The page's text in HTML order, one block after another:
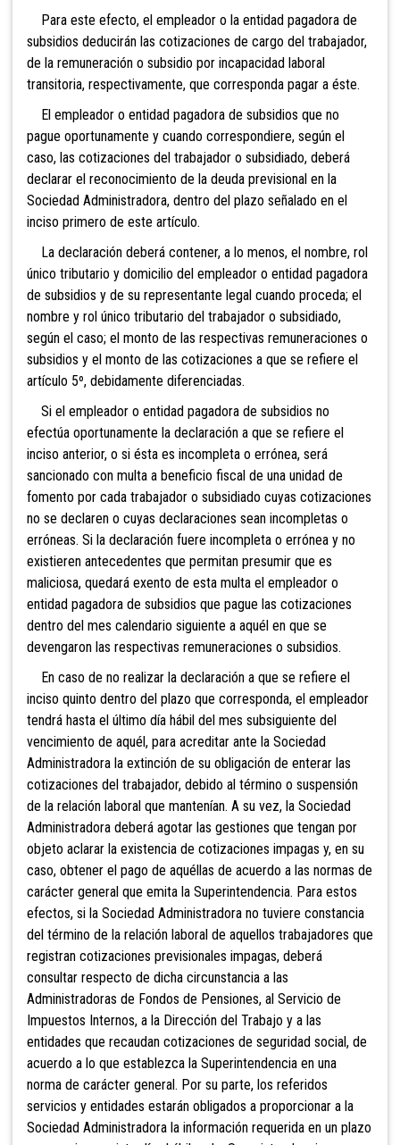
Para este efecto, el empleador o la entidad pagadora de
subsidios deducirán las cotizaciones de cargo del trabajador,
de la remuneración o subsidio por incapacidad laboral
transitoria, respectivamente, que corresponda pagar a éste.
El empleador o entidad pagadora de subsidios que no
pague oportunamente y cuando correspondiere, según el
caso, las cotizaciones del trabajador o subsidiado, deberá
declarar el reconocimiento de la deuda previsional en la
Sociedad Administradora, dentro del plazo señalado en el
inciso primero de este artículo.
La declaración deberá contener, a lo menos, el nombre, rol
único tributario y domicilio del empleador o entidad pagadora
de subsidios y de su representante legal cuando proceda; el
nombre y rol único tributario del trabajador o subsidiado,
según el caso; el monto de las respectivas remuneraciones o
subsidios y el monto de las cotizaciones a que se refiere el
artículo 5º, debidamente diferenciadas.
Si el empleador o entidad pagadora de subsidios no
efectúa oportunamente la declaración a que se refiere el
inciso anterior, o si ésta es incompleta o errónea, será
sancionado con multa a beneficio fiscal de una unidad de
fomento por cada trabajador o subsidiado cuyas cotizaciones
no se declaren o cuyas declaraciones sean incompletas o
erróneas. Si la declaración fuere incompleta o errónea y no
existieren antecedentes que permitan presumir que es
maliciosa, quedará exento de esta multa el empleador o
entidad pagadora de subsidios que pague las cotizaciones
dentro del mes calendario siguiente a aquél en que se
devengaron las respectivas remuneraciones o subsidios.
En caso de no realizar la declaración a que se refiere el
inciso quinto dentro del plazo que corresponda, el empleador
tendrá hasta el último día hábil del mes subsiguiente del
vencimiento de aquél, para acreditar ante la Sociedad
Administradora la extinción de su obligación de enterar las
cotizaciones del trabajador, debido al término o suspensión
de la relación laboral que mantenían. A su vez, la Sociedad
Administradora deberá agotar las gestiones que tengan por
objeto aclarar la existencia de cotizaciones impagas y, en su
caso, obtener el pago de aquéllas de acuerdo a las normas de
carácter general que emita la Superintendencia. Para estos
efectos, si la Sociedad Administradora no tuviere constancia
del término de la relación laboral de aquellos trabajadores que
registran cotizaciones previsionales impagas, deberá
consultar respecto de dicha circunstancia a las
Administradoras de Fondos de Pensiones, al Servicio de
Impuestos Internos, a la Dirección del Trabajo y a las
entidades que recaudan cotizaciones de seguridad social, de
acuerdo a lo que establezca la Superintendencia en una
norma de carácter general. Por su parte, los referidos
servicios y entidades estarán obligados a proporcionar a la
Sociedad Administradora la información requerida en un plazo